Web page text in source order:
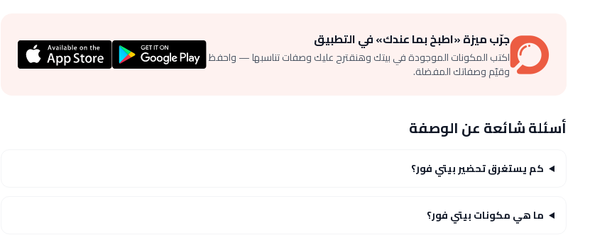
جرّب ميزة «اطبخ بما عندك» في التطبيق
اكتب المكونات الموجودة في بيتك وهنقترح عليك وصفات تناسبها — واحفظ
وقيّم وصفاتك المفضلة.
أسئلة شائعة عن الوصفة
كم يستغرق تحضير بيتي فور؟
ما هي مكونات بيتي فور؟